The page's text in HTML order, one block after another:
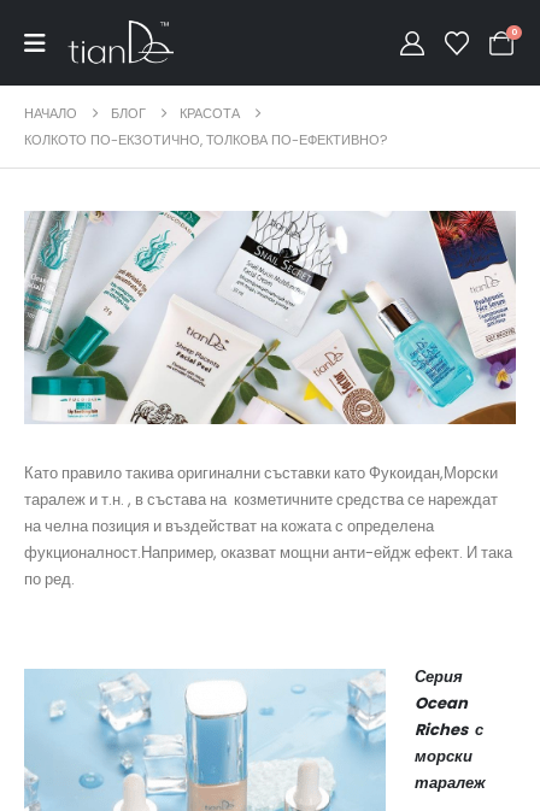
0
НАЧАЛО БЛОГ
КРАСОТА
КОЛКОТО ПО-ЕКЗОТИЧНО, ТОЛКОВА ПО-ЕФЕКТИВНО?
Като правило такива оригинални съставки като Фукоидан,Морски
таралеж и т.н. , в състава на козметичните средства се нареждат
на челна позиция и въздействат на кожата с определена
фукционалност.Например, оказват мощни анти-ейдж ефект. И така
по ред.
Серия
Ocean
Riches с
морски
таралеж